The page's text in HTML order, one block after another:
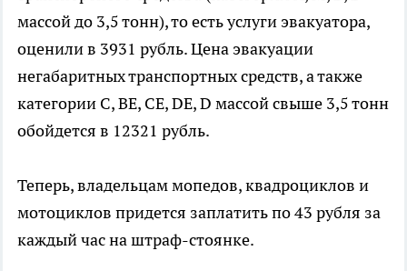
массой до 3,5 тонн), то есть услуги эвакуатора,
оценили в 3931 рубль. Цена эвакуации
негабаритных транспортных средств, а также
категории C, BE, CE, DE, D массой свыше 3,5 тонн
обойдется в 12321 рубль.
Теперь, владельцам мопедов, квадроциклов и
мотоциклов придется заплатить по 43 рубля за
каждый час на штраф-стоянке.